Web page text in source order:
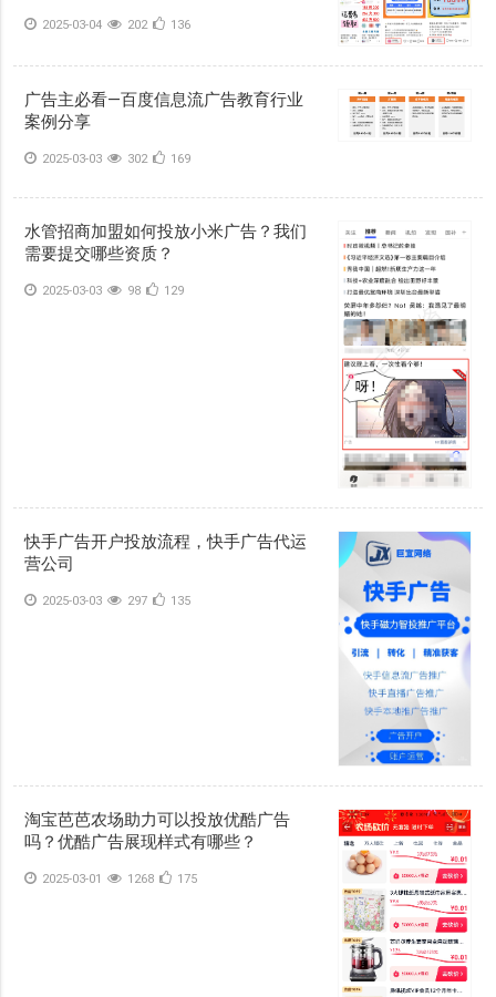
2025-03-04 202 136
广告主必看—百度信息流广告教育行业
案例分享
2025-03-03 302 169
水管招商加盟如何投放小米广告？我们
需要提交哪些资质？
2025-03-03 98 129
快手广告开户投放流程，快手广告代运
营公司
2025-03-03 297 135
淘宝芭芭农场助力可以投放优酷广告
吗？优酷广告展现样式有哪些？
2025-03-01 1268 175